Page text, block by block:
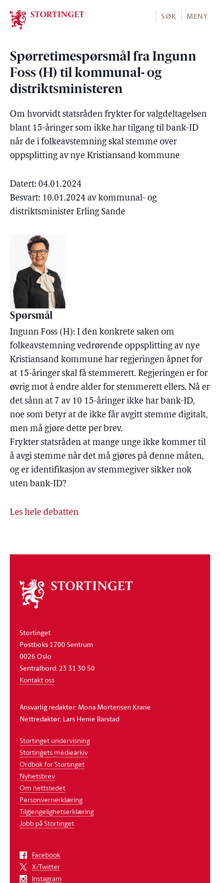
Stortinget.no
SØK MENY
Spørretimespørsmål fra Ingunn
Foss (H) til kommunal- og
distriktsministeren
Om hvorvidt statsråden frykter for valgdeltagelsen
blant 15-åringer som ikke har tilgang til bank-ID
når de i folkeavstemning skal stemme over
oppsplitting av nye Kristiansand kommune
Datert: 04.01.2024
Besvart: 10.01.2024 av kommunal- og
distriktsminister Erling Sande
Spørsmål
Ingunn Foss (H): I den konkrete saken om
folkeavstemning vedrørende oppsplitting av nye
Kristiansand kommune har regjeringen åpnet for
at 15-åringer skal få stemmerett. Regjeringen er for
øvrig mot å endre alder for stemmerett ellers. Nå er
det sånn at 7 av 10 15-åringer ikke har bank-ID,
noe som betyr at de ikke får avgitt stemme digitalt,
men må gjøre dette per brev.
Frykter statsråden at mange unge ikke kommer til
å avgi stemme når det må gjøres på denne måten,
og er identifikasjon av stemmegiver sikker nok
uten bank-ID?
Les hele debatten
Om
stortinget
Stortinget
Postboks 1700 Sentrum
0026 Oslo
Sentralbord: 23 31 30 50
Kontakt oss
Ansvarlig redaktør: Mona Mortensen Krane
Nettredaktør: Lars Henie Barstad
Stortinget undervisning
Stortingets mediearkiv
Ordbok for Stortinget
Nyhetsbrev
Om nettstedet
Personvernerklæring
Tilgjengelighetserklæring
Jobb på Stortinget
Facebook
X/Twitter
Instagram